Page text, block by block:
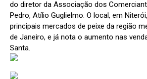
do diretor da Associação dos
Pedro, Atílio Guglielmo. O local, em
principais mercados de peixe da região
de Janeiro, e já nota o aumento nas
Santa.